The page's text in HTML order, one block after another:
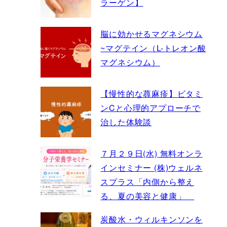
ラーゲン】
脳に効かせるマグネシウム
~マグテイン（L-トレオン酸
マグネシウム）
【慢性的な蕁麻疹】ビタミ
ンCと心理的アプローチで
治した体験談
７月２９日(水) 無料オンラ
インセミナー (株)ウェルネ
スプラス「内側から整え
る、夏の美容と健康」
炭酸水・ウィルキンソンを